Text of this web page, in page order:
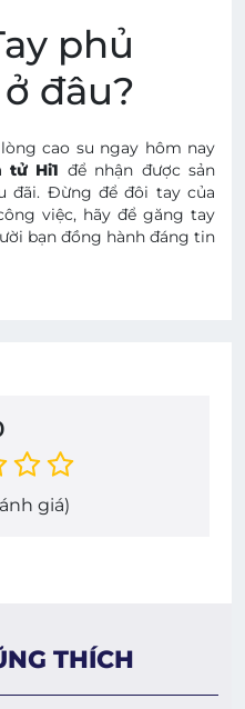
phủ
đâu?
cao su ngay hôm nay
tử Hi1 để nhận được sản
đãi. Đừng để đôi tay của
việc, hãy để găng tay
bạn đồng hành đáng tin
giá)
THÍCH